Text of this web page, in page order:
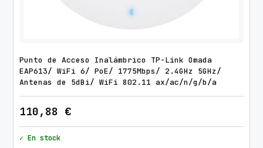
Punto de Acceso Inalámbrico TP-Link Omada
EAP613/ WiFi 6/ PoE/ 1775Mbps/ 2.4GHz 5GHz/
Antenas de 5dBi/ WiFi 802.11 ax/ac/n/g/b/a
110,88 €
✓ En stock